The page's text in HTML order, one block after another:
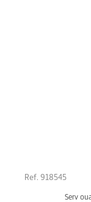
Ref. 918545
Serv